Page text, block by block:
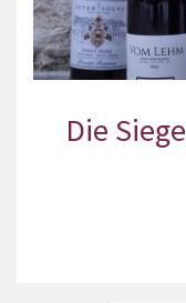
Die